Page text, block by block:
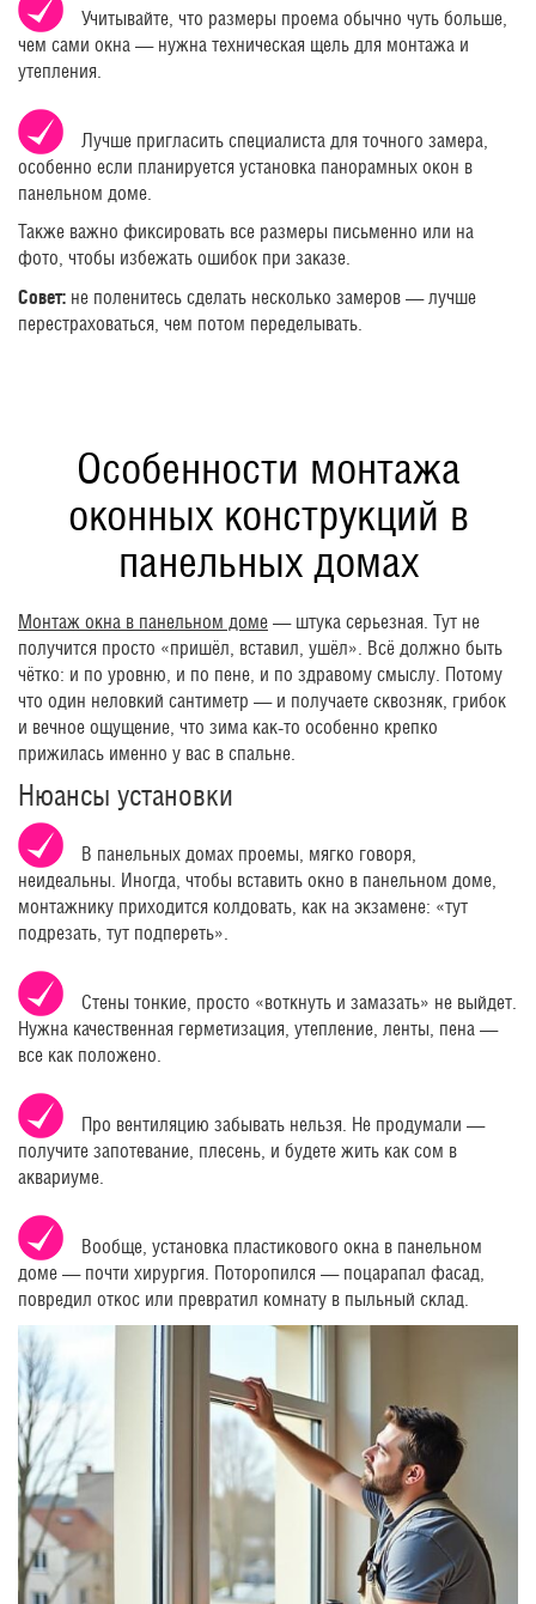
Учитывайте, что размеры проема обычно чуть больше,
чем сами окна — нужна техническая щель для монтажа и
утепления.
Лучше пригласить специалиста для точного замера,
особенно если планируется установка панорамных окон в
панельном доме.
Также важно фиксировать все размеры письменно или на
фото, чтобы избежать ошибок при заказе.
Совет: не поленитесь сделать несколько замеров — лучше
перестраховаться, чем потом переделывать.
Особенности монтажа
оконных конструкций в
панельных домах
Монтаж окна в панельном доме — штука серьезная. Тут не
получится просто «пришёл, вставил, ушёл». Всё должно быть
чётко: и по уровню, и по пене, и по здравому смыслу. Потому
что один неловкий сантиметр — и получаете сквозняк, грибок
и вечное ощущение, что зима как-то особенно крепко
прижилась именно у вас в спальне.
Нюансы установки
В панельных домах проемы, мягко говоря,
неидеальны. Иногда, чтобы вставить окно в панельном доме,
монтажнику приходится колдовать, как на экзамене: «тут
подрезать, тут подпереть».
Стены тонкие, просто «воткнуть и замазать» не выйдет.
Нужна качественная герметизация, утепление, ленты, пена —
все как положено.
Про вентиляцию забывать нельзя. Не продумали —
получите запотевание, плесень, и будете жить как сом в
аквариуме.
Вообще, установка пластикового окна в панельном
доме — почти хирургия. Поторопился — поцарапал фасад,
повредил откос или превратил комнату в пыльный склад.